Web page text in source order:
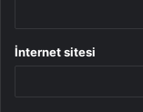
İnternet sitesi